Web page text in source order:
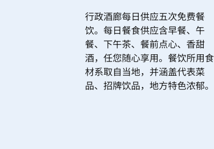
行政酒廊每日供应五次免费餐
饮。每日餐食供应含早餐、午
餐、下午茶、餐前点心、香甜
酒，任您随心享用。餐饮所用食
材系取自当地，并涵盖代表菜
品、招牌饮品，地方特色浓郁。